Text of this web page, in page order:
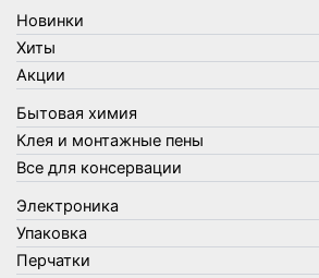
Упаковка
Утеплители и прочее
Фонари, лампы и удлинители
Хозяйственные товары
Швабры, стекломои, черенки и
Шнуры, веревки и шпагаты
Электроника
Элементы питания
Новинки
Хиты
Акции
Бытовая химия
Клея и монтажные пены
Все для консервации
Электроника
Упаковка
Перчатки